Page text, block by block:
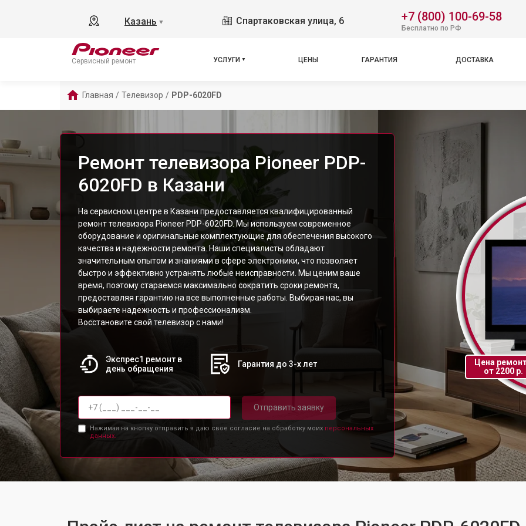
Казань ▼ Спартаковская улица, 6 +7 (800) 100-69-58
Бесплатно по РФ
Сервисный ремонт УСЛУГИ ЦЕНЫ ГАРАНТИЯ ДОСТАВКА
Главная / Телевизор / PDP-6020FD
Ремонт телевизора Pioneer PDP-
6020FD в Казани
На сервисном центре в Казани предоставляется квалифицированный
ремонт телевизора Pioneer PDP-6020FD. Мы используем современное
оборудование и оригинальные комплектующие для обеспечения высокого
качества и надежности ремонта. Наши специалисты обладают
значительным опытом и знаниями в сфере электроники, что позволяет
быстро и эффективно устранять любые неисправности. Мы ценим ваше
время, поэтому стараемся максимально сократить сроки ремонта,
предоставляя гарантию на все выполненные работы. Выбирая нас, вы
выбираете надежность и профессионализм.
Восстановите свой телевизор с нами!
Экспрес1 ремонт в
день обращения
Гарантия до 3-х лет
Отправить заявку
Нажимая на кнопку отправить я даю свое согласие на обработку моих персональных
данных.
Цена
от 2200 р.